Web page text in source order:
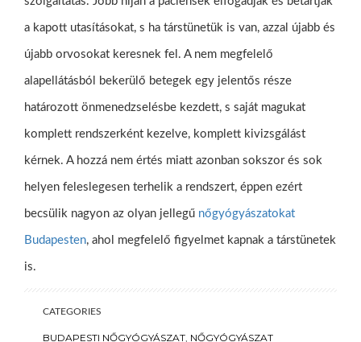
a kapott utasításokat, s ha társtünetük is van, azzal újabb és
újabb orvosokat keresnek fel. A nem megfelelő
alapellátásból bekerülő betegek egy jelentős része
határozott önmenedzselésbe kezdett, s saját magukat
komplett rendszerként kezelve, komplett kivizsgálást
kérnek. A hozzá nem értés miatt azonban sokszor és sok
helyen feleslegesen terhelik a rendszert, éppen ezért
becsülik nagyon az olyan jellegű nőgyógyászatokat
Budapesten, ahol megfelelő figyelmet kapnak a társtünetek
is.
CATEGORIES
BUDAPESTI NŐGYÓGYÁSZAT NŐGYÓGYÁSZAT